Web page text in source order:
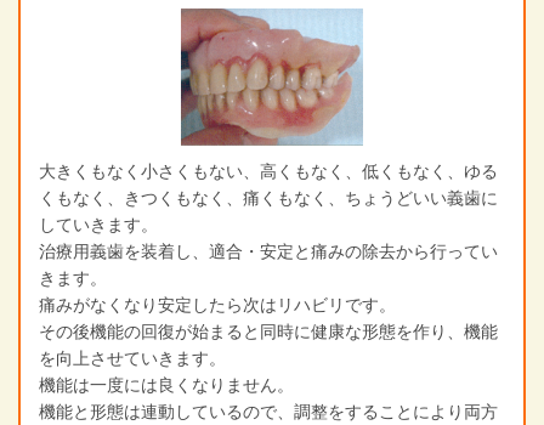
大きくもなく小さくもない、高くもなく、低くもなく、ゆる
くもなく、きつくもなく、痛くもなく、ちょうどいい義歯に
していきます。
治療用義歯を装着し、適合・安定と痛みの除去から行ってい
きます。
痛みがなくなり安定したら次はリハビリです。
その後機能の回復が始まると同時に健康な形態を作り、機能
を向上させていきます。
機能は一度には良くなりません。
機能と形態は連動しているので、調整をすることにより両方